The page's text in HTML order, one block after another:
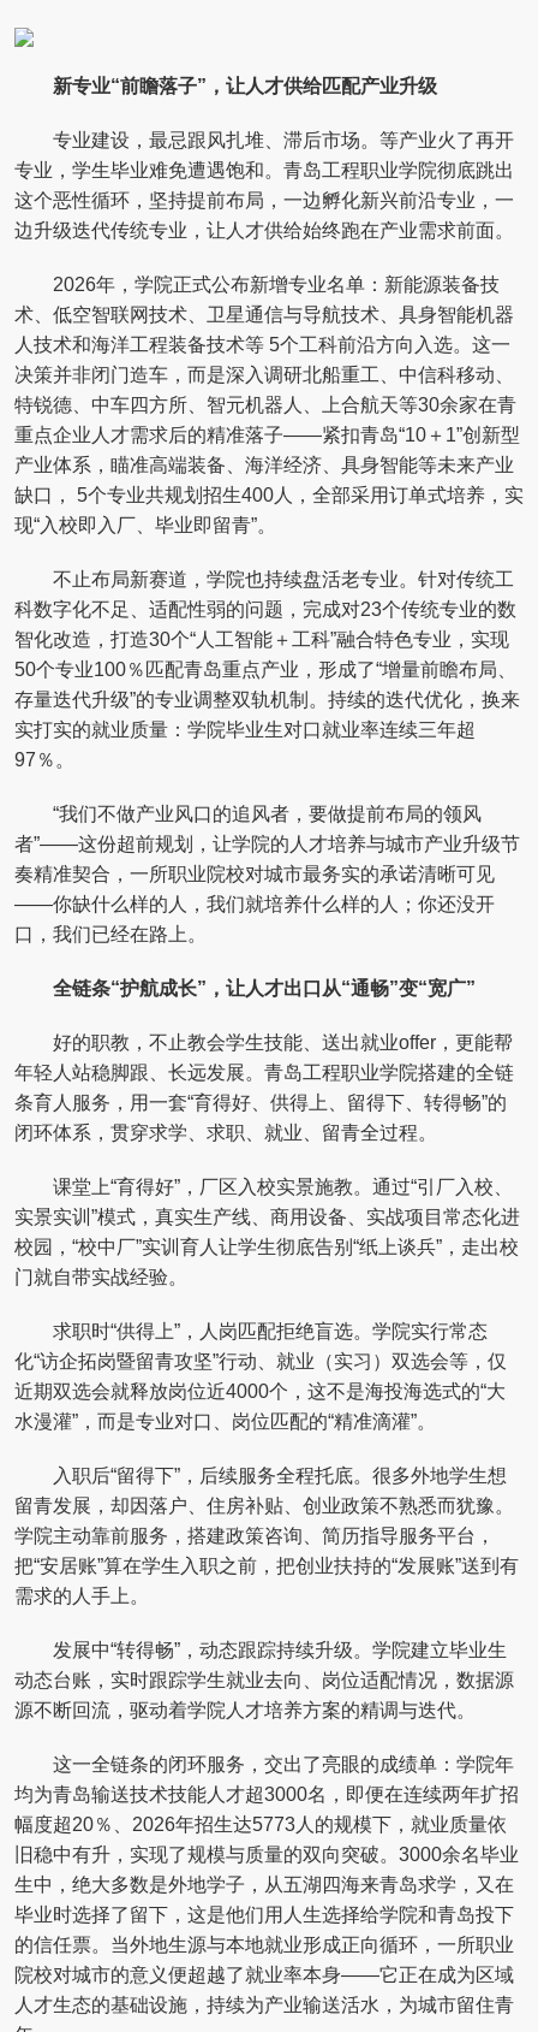
新专业“前瞻落子”，让人才供给匹配产业升级
专业建设，最忌跟风扎堆、滞后市场。等产业火了再开
专业，学生毕业难免遭遇饱和。青岛工程职业学院彻底跳出
这个恶性循环，坚持提前布局，一边孵化新兴前沿专业，一
边升级迭代传统专业，让人才供给始终跑在产业需求前面。
2026年，学院正式公布新增专业名单：新能源装备技
术、低空智联网技术、卫星通信与导航技术、具身智能机器
人技术和海洋工程装备技术等 5个工科前沿方向入选。这一
决策并非闭门造车，而是深入调研北船重工、中信科移动、
特锐德、中车四方所、智元机器人、上合航天等30余家在青
重点企业人才需求后的精准落子——紧扣青岛“10＋1”创新型
产业体系，瞄准高端装备、海洋经济、具身智能等未来产业
缺口， 5个专业共规划招生400人，全部采用订单式培养，实
现“入校即入厂、毕业即留青”。
不止布局新赛道，学院也持续盘活老专业。针对传统工
科数字化不足、适配性弱的问题，完成对23个传统专业的数
智化改造，打造30个“人工智能＋工科”融合特色专业，实现
50个专业100％匹配青岛重点产业，形成了“增量前瞻布局、
存量迭代升级”的专业调整双轨机制。持续的迭代优化，换来
实打实的就业质量：学院毕业生对口就业率连续三年超
97％。
“我们不做产业风口的追风者，要做提前布局的领风
者”——这份超前规划，让学院的人才培养与城市产业升级节
奏精准契合，一所职业院校对城市最务实的承诺清晰可见
——你缺什么样的人，我们就培养什么样的人；你还没开
口，我们已经在路上。
全链条“护航成长”，让人才出口从“通畅”变“宽广”
好的职教，不止教会学生技能、送出就业offer，更能帮
年轻人站稳脚跟、长远发展。青岛工程职业学院搭建的全链
条育人服务，用一套“育得好、供得上、留得下、转得畅”的
闭环体系，贯穿求学、求职、就业、留青全过程。
课堂上“育得好”，厂区入校实景施教。通过“引厂入校、
实景实训”模式，真实生产线、商用设备、实战项目常态化进
校园，“校中厂”实训育人让学生彻底告别“纸上谈兵”，走出校
门就自带实战经验。
求职时“供得上”，人岗匹配拒绝盲选。学院实行常态
化“访企拓岗暨留青攻坚”行动、就业（实习）双选会等，仅
近期双选会就释放岗位近4000个，这不是海投海选式的“大
水漫灌”，而是专业对口、岗位匹配的“精准滴灌”。
入职后“留得下”，后续服务全程托底。很多外地学生想
留青发展，却因落户、住房补贴、创业政策不熟悉而犹豫。
学院主动靠前服务，搭建政策咨询、简历指导服务平台，
把“安居账”算在学生入职之前，把创业扶持的“发展账”送到有
需求的人手上。
发展中“转得畅”，动态跟踪持续升级。学院建立毕业生
动态台账，实时跟踪学生就业去向、岗位适配情况，数据源
源不断回流，驱动着学院人才培养方案的精调与迭代。
这一全链条的闭环服务，交出了亮眼的成绩单：学院年
均为青岛输送技术技能人才超3000名，即便在连续两年扩招
幅度超20％、2026年招生达5773人的规模下，就业质量依
旧稳中有升，实现了规模与质量的双向突破。3000余名毕业
生中，绝大多数是外地学子，从五湖四海来青岛求学，又在
毕业时选择了留下，这是他们用人生选择给学院和青岛投下
的信任票。当外地生源与本地就业形成正向循环，一所职业
院校对城市的意义便超越了就业率本身——它正在成为区域
人才生态的基础设施，持续为产业输送活水，为城市留住青